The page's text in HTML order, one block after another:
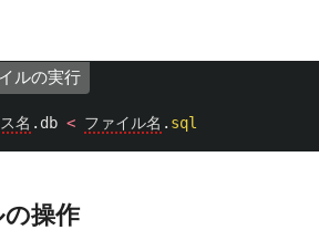
ルの実行
名 . db < ファイル名 . sql
操作